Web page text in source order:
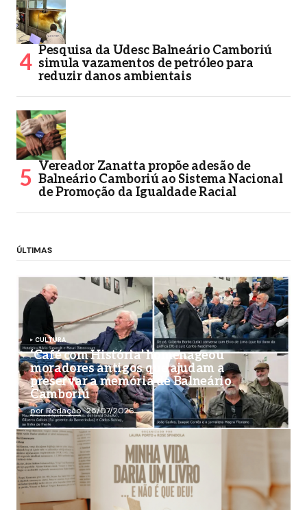
Pesquisa da Udesc Balneário Camboriú
simula vazamentos de petróleo para
reduzir danos ambientais
Vereador Zanatta propõe adesão de
Balneário Camboriú ao Sistema Nacional
de Promoção da Igualdade Racial
ÚLTIMAS
CULTURA
‘Café com História’ homenageou
moradores antigos que ajudam a
preservar a memória de Balneário
Camboriú
por Redação 25/07/2026